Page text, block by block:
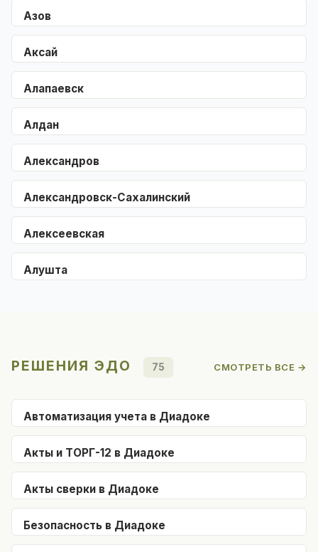
Азов
Аксай
Алапаевск
Алдан
Александров
Александровск-Сахалинский
Алексеевская
Алушта
РЕШЕНИЯ ЭДО 75 СМОТРЕТЬ ВСЕ →
Автоматизация учета в Диадоке
Акты и ТОРГ-12 в Диадоке
Акты сверки в Диадоке
Безопасность в Диадоке